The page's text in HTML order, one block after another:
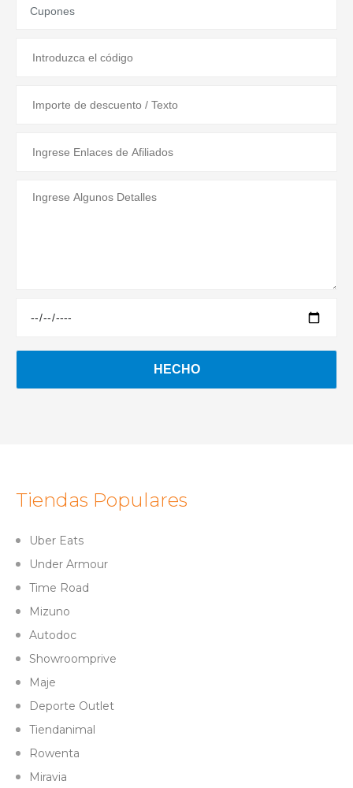
Tiendas Populares
Uber Eats
Under Armour
Time Road
Mizuno
Autodoc
Showroomprive
Maje
Deporte Outlet
Tiendanimal
Rowenta
Miravia